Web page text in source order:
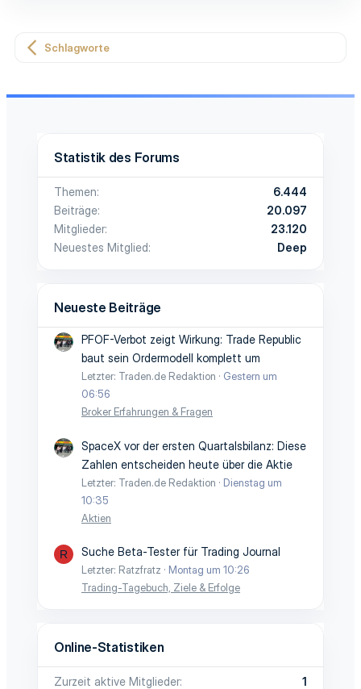
Schlagworte
Statistik des Forums
Themen
6.444
Beiträge
20.097
Mitglieder
23.120
Neuestes Mitglied
Deep
Neueste Beiträge
PFOF-Verbot zeigt Wirkung: Trade Republic
baut sein Ordermodell komplett um
Letzter: Traden.de Redaktion
Gestern um
06:56
Broker Erfahrungen & Fragen
SpaceX vor der ersten Quartalsbilanz: Diese
Zahlen entscheiden heute über die Aktie
Letzter: Traden.de Redaktion
Dienstag um
10:35
Aktien
R Suche Beta-Tester für Trading Journal
Letzter: Ratzfratz
Montag um 10:26
Trading-Tagebuch, Ziele & Erfolge
Online-Statistiken
Zurzeit aktive Mitglieder
1